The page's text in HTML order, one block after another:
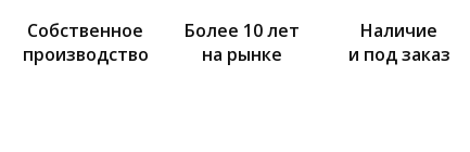
Собственное
производство
Более 10 лет
на рынке
Наличие
и под заказ